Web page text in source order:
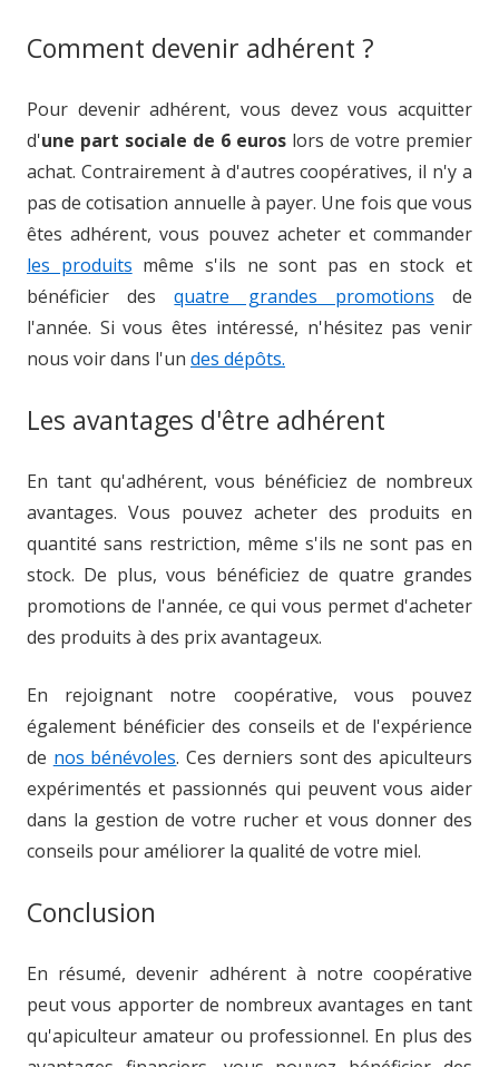
Comment devenir adhérent ?
Pour devenir adhérent, vous devez vous acquitter
d'une part sociale de 6 euros lors de votre premier
achat. Contrairement à d'autres coopératives, il n'y a
pas de cotisation annuelle à payer. Une fois que vous
êtes adhérent, vous pouvez acheter et commander
les produits même s'ils ne sont pas en stock et
bénéficier desquatre grandes promotions de
l'année. Si vous êtes intéressé, n'hésitez pas venir
nous voir dans l'un des dépôts.
Les avantages d'être adhérent
En tant qu'adhérent, vous bénéficiez de nombreux
avantages. Vous pouvez acheter des produits en
quantité sans restriction, même s'ils ne sont pas en
stock. De plus, vous bénéficiez de quatre grandes
promotions de l'année, ce qui vous permet d'acheter
des produits à des prix avantageux.
En rejoignant notre coopérative, vous pouvez
également bénéficier des conseils et de l'expérience
de nos bénévoles. Ces derniers sont des apiculteurs
expérimentés et passionnés qui peuvent vous aider
dans la gestion de votre rucher et vous donner des
conseils pour améliorer la qualité de votre miel.
Conclusion
En résumé, devenir adhérent à notre coopérative
peut vous apporter de nombreux avantages en tant
qu'apiculteur amateur ou professionnel. En plus des